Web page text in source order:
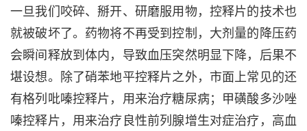
一旦我们咬碎、掰开、研磨服用物，控释片的技术也
就被破坏了。药物将不再受到控制，大剂量的降压药
会瞬间释放到体内，导致血压突然明显下降，后果不
堪设想。除了硝苯地平控释片之外，市面上常见的还
有格列吡嗪控释片，用来治疗糖尿病；甲磺酸多沙唑
嗪控释片，用来治疗良性前列腺增生对症治疗，高血